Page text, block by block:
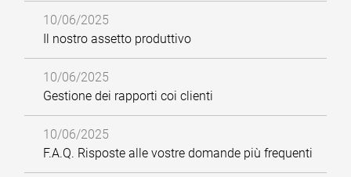
10/06/2025
Il nostro assetto produttivo
10/06/2025
Gestione dei rapporti coi clienti
10/06/2025
F.A.Q. Risposte alle vostre domande più frequenti